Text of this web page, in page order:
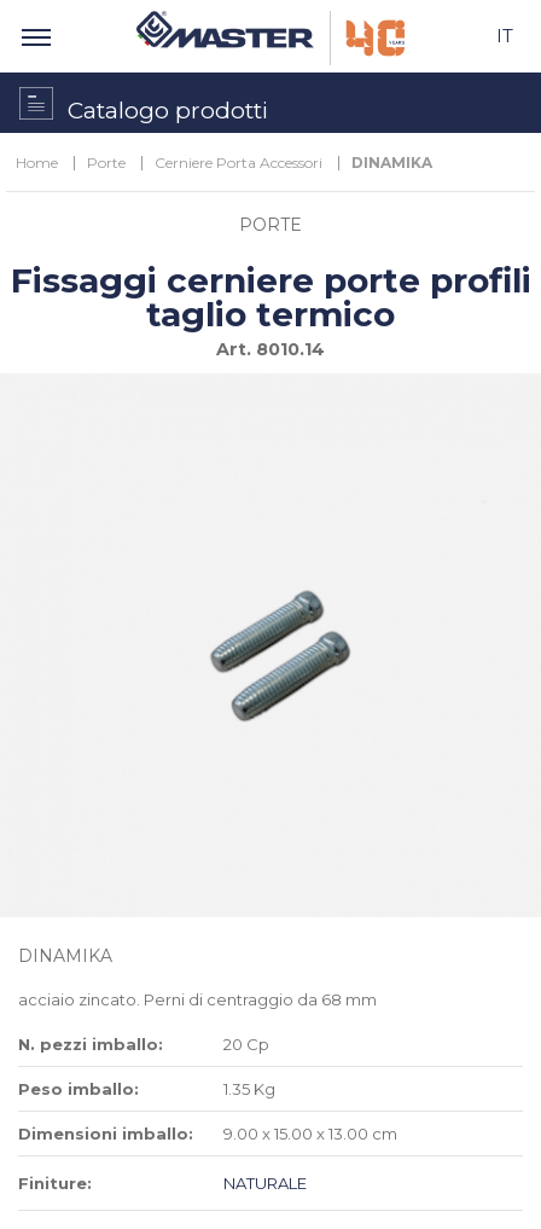
IT
Catalogo prodotti
Home Porte Cerniere Porta Accessori DINAMIKA
PORTE
Fissaggi cerniere porte profili
taglio termico
Art. 8010.14
DINAMIKA
acciaio zincato. Perni di centraggio da 68 mm
N. pezzi imballo: 20 Cp
Peso imballo: 1.35 Kg
Dimensioni imballo: 9.00 x 15.00 x 13.00 cm
Finiture: NATURALE